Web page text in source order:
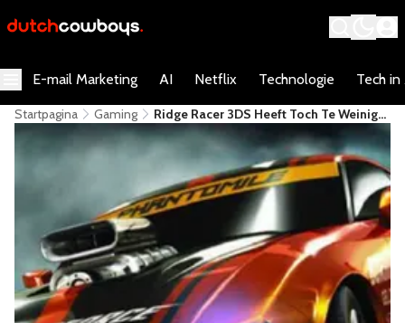
E-mail Marketing AI Netflix Technologie Tech in
Startpagina Gaming
Ridge Racer 3DS Heeft Toch Te Weinig
Dimensie